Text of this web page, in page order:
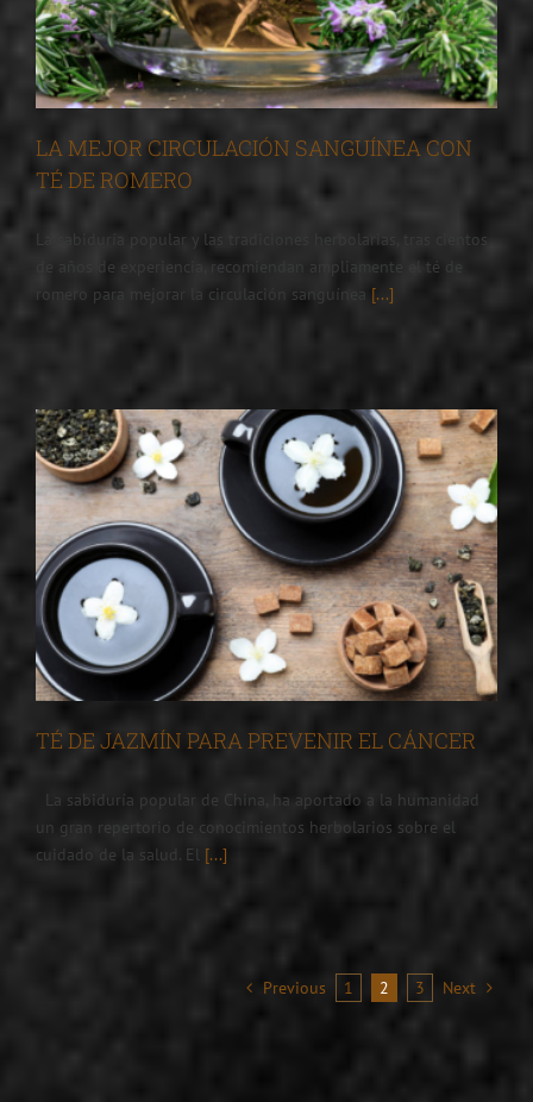
LA MEJOR CIRCULACIÓN SANGUÍNEA CON
TÉ DE ROMERO
La sabiduría popular y las tradiciones herbolarias, tras cientos
de años de experiencia, recomiendan ampliamente el té de
romero para mejorar la circulación sanguínea [...]
TÉ DE JAZMÍN PARA PREVENIR EL CÁNCER
La sabiduría popular de China, ha aportado a la humanidad
un gran repertorio de conocimientos herbolarios sobre el
cuidado de la salud. El [...]
Previous 1 2 3 Next